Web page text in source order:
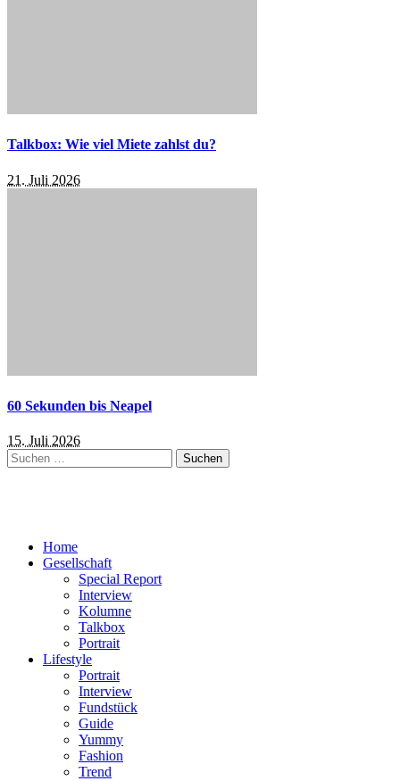
Talkbox: Wie viel Miete zahlst du?
21. Juli 2026
60 Sekunden bis Neapel
15. Juli 2026
Suchen
nach:
Home
Gesellschaft
Special Report
Interview
Kolumne
Talkbox
Portrait
Lifestyle
Portrait
Interview
Fundstück
Guide
Yummy
Fashion
Trend